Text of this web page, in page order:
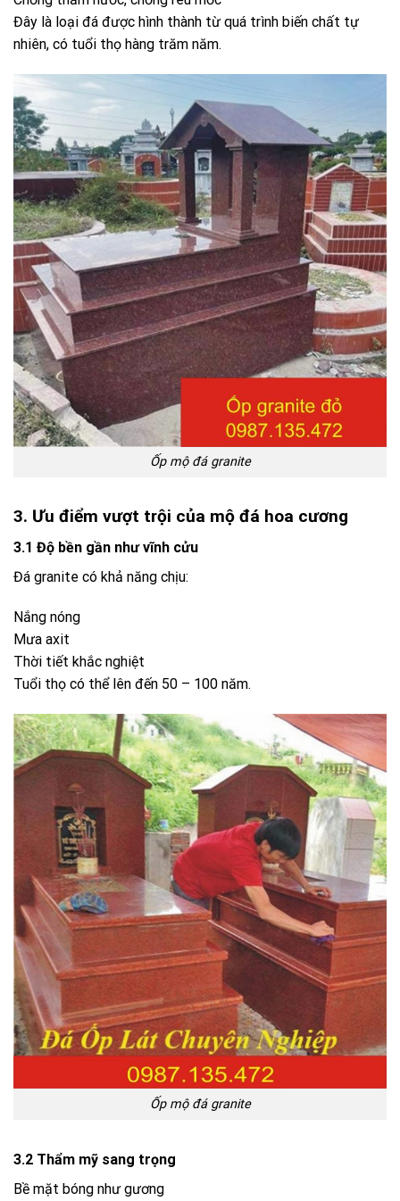
Đây là loại đá được hình thành từ quá trình biến chất tự
nhiên, có tuổi thọ hàng trăm năm.
Ốp mộ đá granite
3. Ưu điểm vượt trội của mộ đá hoa cương
3.1 Độ bền gần như vĩnh cửu
Đá granite có khả năng chịu:
Nắng nóng
Mưa axit
Thời tiết khắc nghiệt
Tuổi thọ có thể lên đến 50 – 100 năm.
Ốp mộ đá granite
3.2 Thẩm mỹ sang trọng
Bề mặt bóng như gương